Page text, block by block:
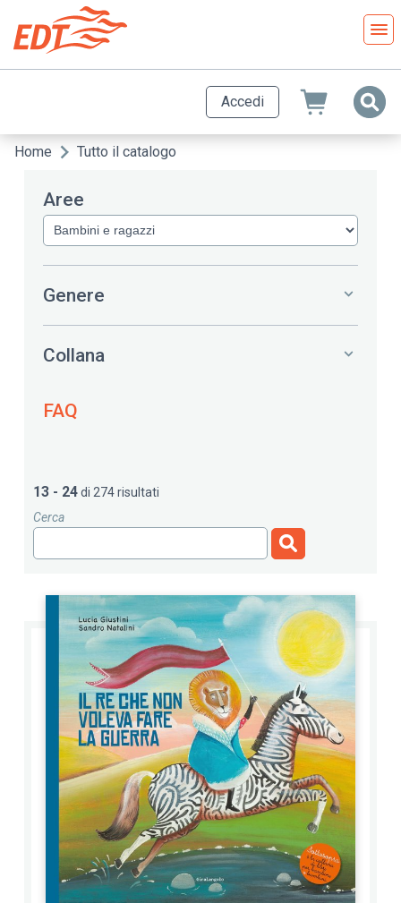
contenuto
principale
Accedi
Briciole
pane
Home Tutto il catalogo
Aree
Genere
Collana
FAQ
13 - 24di 274 risultati
Cerca